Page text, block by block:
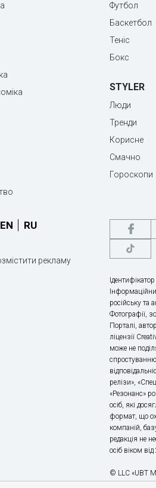
Футбол
Баскетбол
Теніс
Бокс
STYLER
Люди
Тренди
Корисне
Смачно
Гороскопи
EN RU
рекламу
російську та
Фотографії,
Порталі,
ліцензії
може не
спростуванню
релізи»,
«Резонанс»
осіб, які
формат, що
компаній,
редакція не
осіб віком
© LLC «UBT